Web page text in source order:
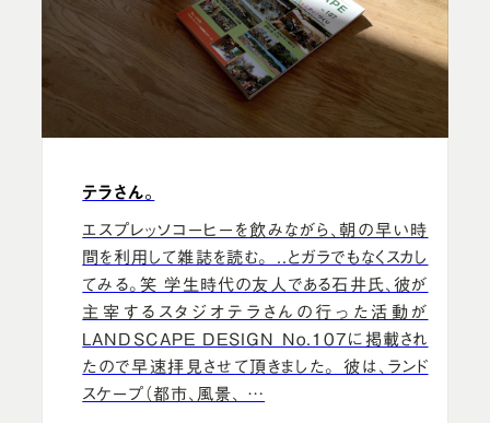
テラさん。
エスプレッソコーヒーを飲みながら、朝の早い時
間を利用して雑誌を読む。 ..とガラでもなくスカし
てみる。笑 学生時代の友人である石井氏、彼が
主宰するスタジオテラさんの行った活動が
LANDSCAPE DESIGN No.107に掲載され
たので早速拝見させて頂きました。 彼は、ランド
スケープ（都市、風景、 …